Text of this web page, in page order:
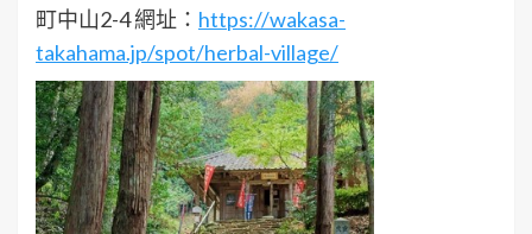
町中山2-4 網址： https://wakasa-
takahama.jp/spot/herbal-village/